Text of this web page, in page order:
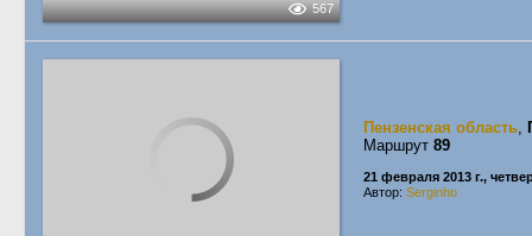
567
Пензенская область,
Маршрут 89
21 февраля 2013 г.,
Автор: Serginho